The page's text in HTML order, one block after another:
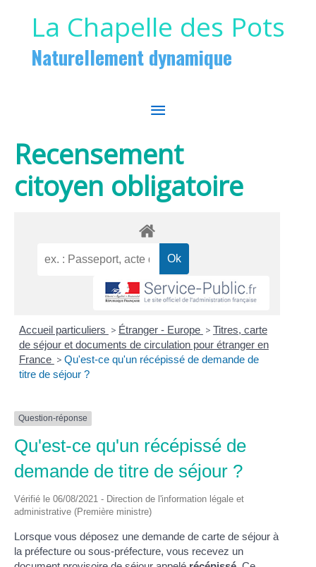
La Chapelle des Pots
Naturellement dynamique
MENU
PRINCIPAL
Recensement
citoyen obligatoire
Accueil particuliers > Étranger - Europe > Titres, carte
de séjour et documents de circulation pour étranger en
France > Qu'est-ce qu'un récépissé de demande de
titre de séjour ?
Question-réponse
Qu'est-ce qu'un récépissé de
demande de titre de séjour ?
Vérifié le 06/08/2021 - Direction de l'information légale et
administrative (Première ministre)
Lorsque vous déposez une demande de carte de séjour à
la préfecture ou sous-préfecture, vous recevez un